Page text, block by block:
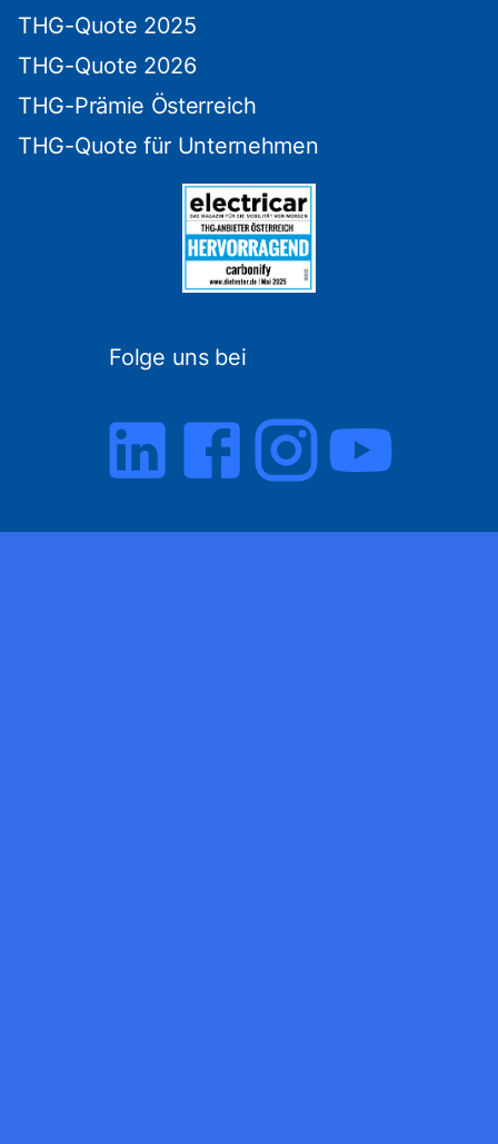
THG-Quote 2025
THG-Quote 2026
THG-Prämie Österreich
THG-Quote für Unternehmen
Folge uns bei